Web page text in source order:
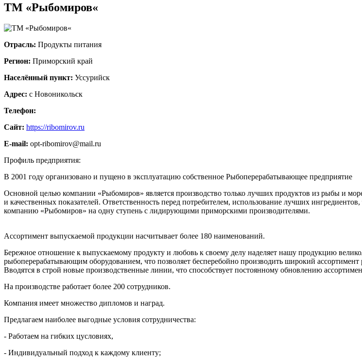
ТМ «Рыбомиров«
Отрасль: Продукты питания
Регион: Приморский край
Населённый пункт: Уссурийск
Адрес: с Новоникольск
Телефон:
Сайт: https://ribomirov.ru
E-mail: opt-ribomirov@mail.ru
Профиль предприятия:
В 2001 году организовано и пущено в эксплуатацию собственное Рыбоперерабатывающее предприятие
Основной целью компании «Рыбомиров» является производство только лучших продуктов из рыбы и
и качественных показателей. Ответственность перед потребителем, использование лучших
компанию «Рыбомиров» на одну ступень с лидирующими приморскими производителями.
Ассортимент выпускаемой продукции насчитывает более 180 наименований.
Бережное отношение к выпускаемому продукту и любовь к своему делу наделяет нашу продукцию
рыбоперерабатывающим оборудованием, что позволяет бесперебойно производить широкий
Вводятся в строй новые производственные линии, что способствует постоянному обновлению
На производстве работает более 200 сотрудников.
Компания имеет множество дипломов и наград.
Предлагаем наиболее выгодные условия сотрудничества:
- Работаем на гибких цусловиях,
- Индивидуальный подход к каждому клиенту;